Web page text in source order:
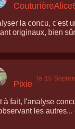
la concu, c'est
originaux, bien
Pixie
le 15
à fait, l'analyse
observant les